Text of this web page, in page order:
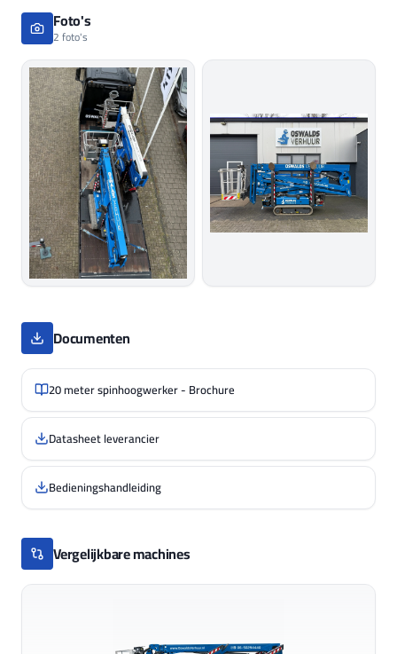
Foto's
2 foto's
Documenten
20 meter spinhoogwerker - Brochure
Datasheet leverancier
Bedieningshandleiding
Vergelijkbare machines